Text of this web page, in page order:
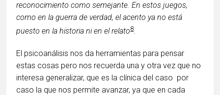
reconocimiento como semejante. En estos juegos,
como en la guerra de verdad, el acento ya no está
puesto en la historia ni en el relato8.
El psicoanálisis nos da herramientas para pensar
estas cosas pero nos recuerda una y otra vez que no
interesa generalizar, que es la clínica del caso por
caso la que nos permite avanzar, ya que en cada